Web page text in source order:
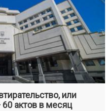
или
актов в месяц